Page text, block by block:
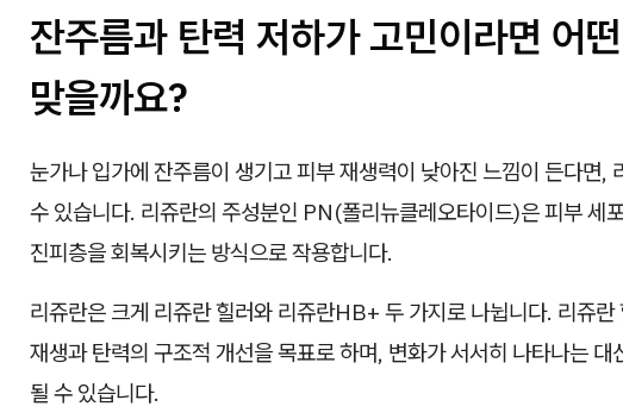
잔주름과 탄력 저하가 고민이라면 어
맞을까요?
눈가나 입가에 잔주름이 생기고 피부 재생력이 낮아진 느낌이 든다면,
수 있습니다. 리쥬란의 주성분인 PN(폴리뉴클레오타이드)은 피부 세
진피층을 회복시키는 방식으로 작용합니다.
리쥬란은 크게 리쥬란 힐러와 리쥬란HB+ 두 가지로 나뉩니다. 리쥬
재생과 탄력의 구조적 개선을 목표로 하며, 변화가 서서히 나타나는 대
될 수 있습니다.